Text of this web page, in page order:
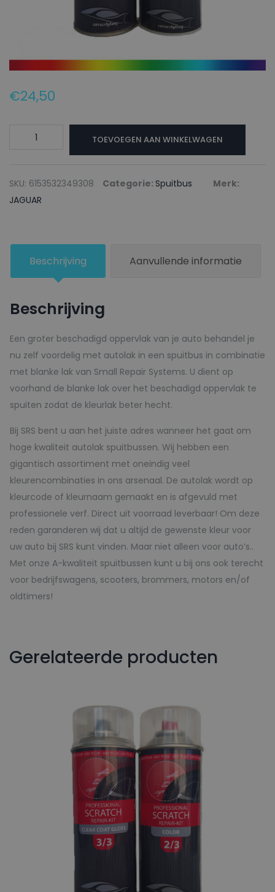
€24,50
JAGUAR
Blanke
lak
GREYISH
-
aantal
TOEVOEGEN AAN WINKELWAGEN
SKU: 6153532349308 Categorie: Spuitbus
Merk:
JAGUAR
Beschrijving Aanvullende informatie
Beschrijving
Een groter beschadigd oppervlak van je auto behandel je
nu zelf voordelig met autolak in een spuitbus in combinatie
met blanke lak van Small Repair Systems. U dient op
voorhand de blanke lak over het beschadigd oppervlak te
spuiten zodat de kleurlak beter hecht.
Bij SRS bent u aan het juiste adres wanneer het gaat om
hoge kwaliteit autolak spuitbussen. Wij hebben een
gigantisch assortiment met oneindig veel
kleurencombinaties in ons arsenaal. De autolak wordt op
kleurcode of kleurnaam gemaakt en is afgevuld met
professionele verf. Direct uit voorraad leverbaar! Om deze
reden garanderen wij dat u altijd de gewenste kleur voor
uw auto bij SRS kunt vinden. Maar niet alleen voor auto’s..
Met onze A-kwaliteit spuitbussen kunt u bij ons ook terecht
voor bedrijfswagens, scooters, brommers, motors en/of
oldtimers!
Gerelateerde producten